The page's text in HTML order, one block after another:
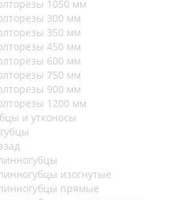
1050 мм
300 мм
350 мм
450 мм
600 мм
750 мм
900 мм
1200 мм
и утконосы
изогнутые
прямые